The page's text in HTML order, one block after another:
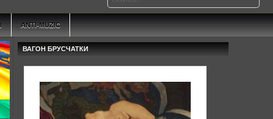
ANTI-MUZIC
ВАГОН БРУСЧАТКИ